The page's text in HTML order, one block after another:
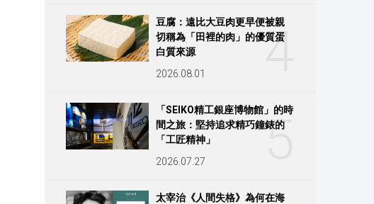
4
豆腐：遠比大豆肉更早便被親
切稱為「田裡的肉」的優質蛋
白質來源
2026.08.01
5
「SEIKO精工銀座博物館」的時
間之旅：堅持追求精巧鐘錶的
「工匠精神」
2026.07.27
太宰治《人間失格》為何在海